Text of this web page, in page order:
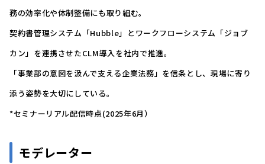
務の効率化や体制整備にも取り組む。
契約書管理システム「Hubble」とワークフローシステム「ジョブ
カン」を連携させたCLM導入を社内で推進。
「事業部の意図を汲んで支える企業法務」を信条とし、現場に寄り
添う姿勢を大切にしている。
*セミナーリアル配信時点(2025年6月）
モデレーター